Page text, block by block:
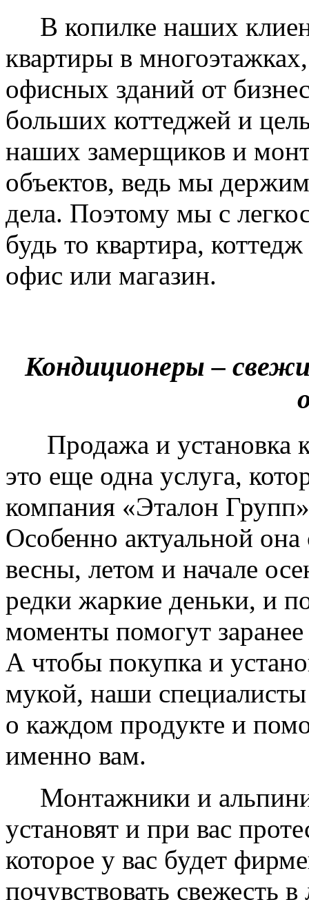
В копилке наших
квартиры в
офисных зданий от
больших коттеджей и
наших замерщиков и
объектов, ведь мы
дела. Поэтому мы с
будь то квартира,
офис или магазин.
Кондиционеры –
Продажа и установка
это еще одна услуга,
компания «Эталон
Особенно актуальной она
весны, летом и начале
редки жаркие деньки, и
моменты помогут
А чтобы покупка и
мукой, наши специалисты
о каждом продукте и
именно вам.
Монтажники и
установят и при вас
которое у вас будет
почувствовать свежесть